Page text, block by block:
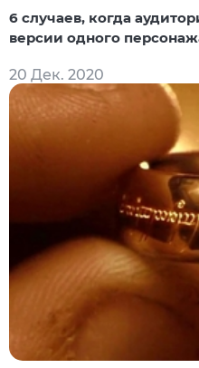
6 случаев, когда
версии одного
20 Дек. 2020